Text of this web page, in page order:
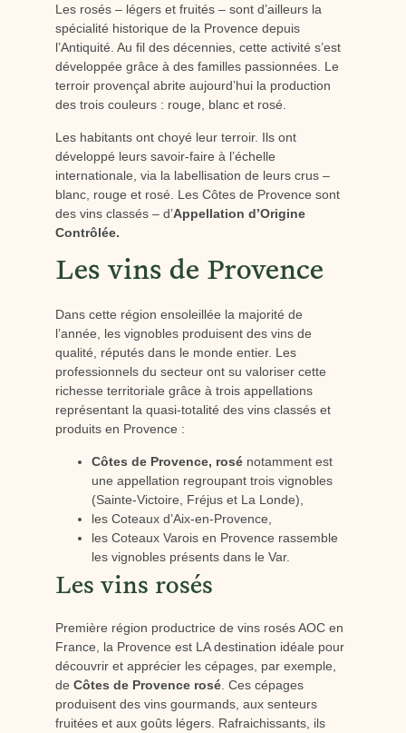
Les rosés – légers et fruités – sont d’ailleurs la
spécialité historique de la Provence depuis
l’Antiquité. Au fil des décennies, cette activité s’est
développée grâce à des familles passionnées. Le
terroir provençal abrite aujourd’hui la production
des trois couleurs : rouge, blanc et rosé.
Les habitants ont choyé leur terroir. Ils ont
développé leurs savoir-faire à l’échelle
internationale, via la labellisation de leurs crus –
blanc, rouge et rosé. Les Côtes de Provence sont
des vins classés – d’Appellation d’Origine
Contrôlée.
Les vins de Provence
Dans cette région ensoleillée la majorité de
l’année, les vignobles produisent des vins de
qualité, réputés dans le monde entier. Les
professionnels du secteur ont su valoriser cette
richesse territoriale grâce à trois appellations
représentant la quasi-totalité des vins classés et
produits en Provence :
Côtes de Provence, rosénotamment est
une appellation regroupant trois vignobles
(Sainte-Victoire, Fréjus et La Londe),
les Coteaux d’Aix-en-Provence,
les Coteaux Varois en Provence rassemble
les vignobles présents dans le Var.
Les vins rosés
Première région productrice de vins rosés AOC en
France, la Provence est LA destination idéale pour
découvrir et apprécier les cépages, par exemple,
de Côtes de Provence rosé. Ces cépages
produisent des vins gourmands, aux senteurs
fruitées et aux goûts légers. Rafraichissants, ils